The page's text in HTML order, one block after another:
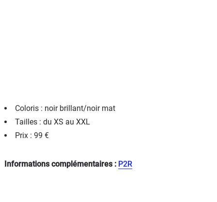
Coloris : noir brillant/noir mat
Tailles : du XS au XXL
Prix : 99 €
Informations complémentaires : P2R